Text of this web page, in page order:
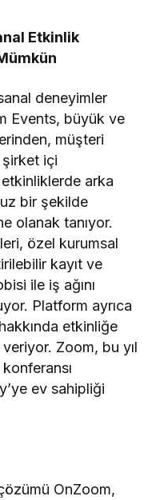
Etkinlik
deneyimler
Events, büyük ve
müşteri
içi
arka
bir şekilde
olanak tanıyor.
özel kurumsal
kayıt ve
ile iş ağını
Platform ayrıca
etkinliğe
Zoom, bu yıl
konferansı
ev sahipliği
OnZoom,